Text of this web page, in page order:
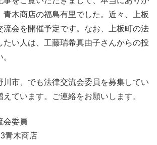
青木商店の福島有里でした。近々、上板
流会を開催予定です。なお、上板町の法
たい人は、工藤瑞希真由子さんからの投
川市、でも法律交流会委員を募集してい
えています。ご連絡をお願いします。
会委員
青木商店